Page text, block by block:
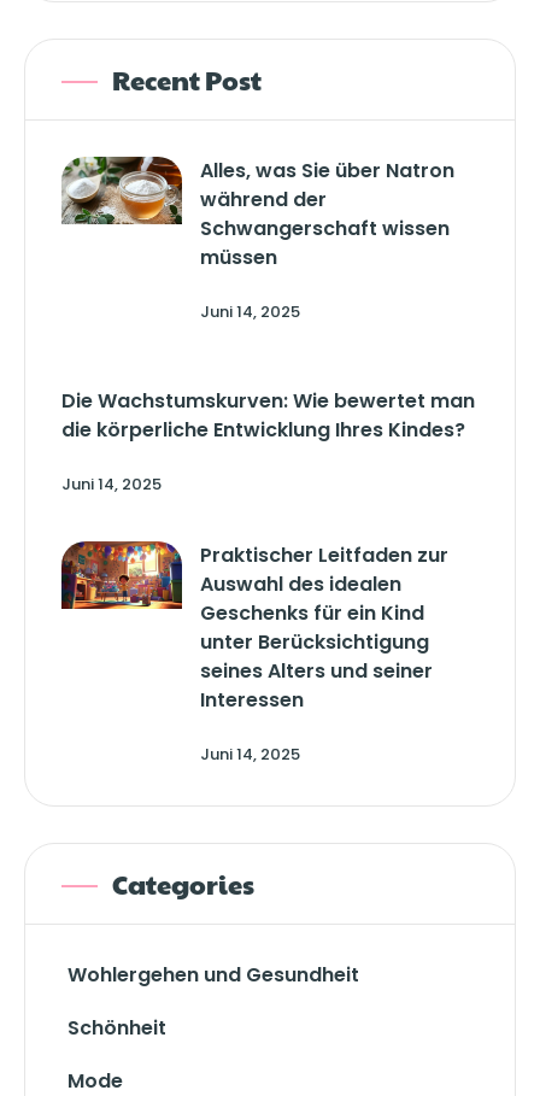
Recent Post
Alles, was Sie über Natron
während der
Schwangerschaft wissen
müssen
Juni 14, 2025
Die Wachstumskurven: Wie bewertet man
die körperliche Entwicklung Ihres Kindes?
Juni 14, 2025
Praktischer Leitfaden zur
Auswahl des idealen
Geschenks für ein Kind
unter Berücksichtigung
seines Alters und seiner
Interessen
Juni 14, 2025
Categories
Wohlergehen und Gesundheit
Schönheit
Mode